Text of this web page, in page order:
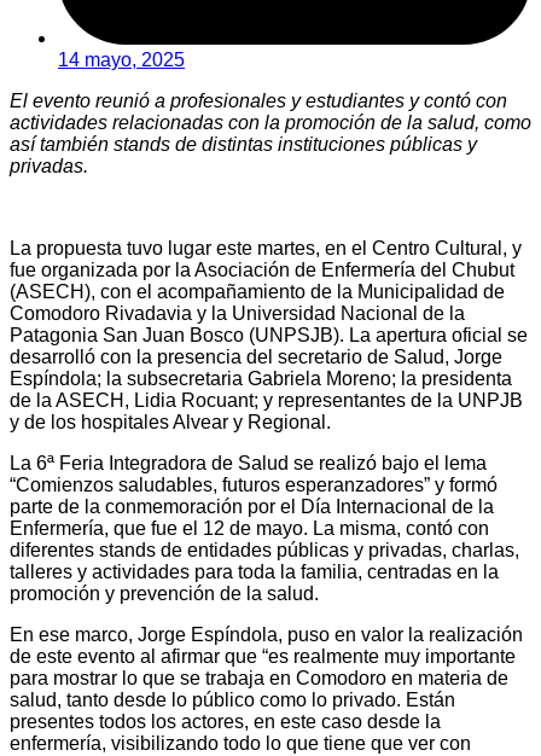
14 mayo, 2025
El evento reunió a profesionales y estudiantes y contó con
actividades relacionadas con la promoción de la salud, como
así también stands de distintas instituciones públicas y
privadas.
La propuesta tuvo lugar este martes, en el Centro Cultural, y
fue organizada por la Asociación de Enfermería del Chubut
(ASECH), con el acompañamiento de la Municipalidad de
Comodoro Rivadavia y la Universidad Nacional de la
Patagonia San Juan Bosco (UNPSJB). La apertura oficial se
desarrolló con la presencia del secretario de Salud, Jorge
Espíndola; la subsecretaria Gabriela Moreno; la presidenta
de la ASECH, Lidia Rocuant; y representantes de la UNPJB
y de los hospitales Alvear y Regional.
La 6ª Feria Integradora de Salud se realizó bajo el lema
“Comienzos saludables, futuros esperanzadores” y formó
parte de la conmemoración por el Día Internacional de la
Enfermería, que fue el 12 de mayo. La misma, contó con
diferentes stands de entidades públicas y privadas, charlas,
talleres y actividades para toda la familia, centradas en la
promoción y prevención de la salud.
En ese marco, Jorge Espíndola, puso en valor la realización
de este evento al afirmar que “es realmente muy importante
para mostrar lo que se trabaja en Comodoro en materia de
salud, tanto desde lo público como lo privado. Están
presentes todos los actores, en este caso desde la
enfermería, visibilizando todo lo que tiene que ver con